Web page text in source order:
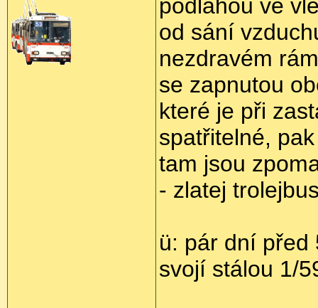
podlahou ve
od sání
nezdravém
se zapnutou
které je při
spatřitelné,
tam jsou
- zlatej
ü: pár dní před
svojí stálou 1/